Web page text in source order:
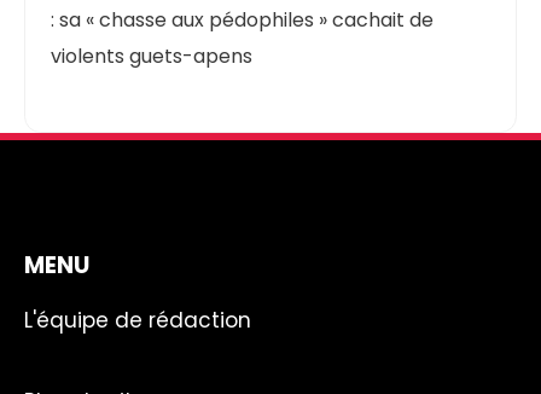
: sa « chasse aux pédophiles » cachait de
violents guets-apens
MENU
L'équipe de rédaction